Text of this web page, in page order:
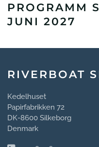
PROGRAMM
JUNI 2027
RIVERBOAT
Kedelhuset
Papirfabrikken 72
DK-8600 Silkeborg
Denmark